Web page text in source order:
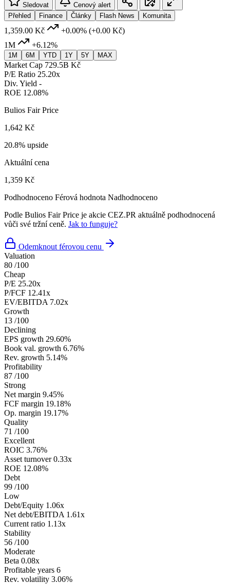
Sledovat
Cenový alert
Přehled
Finance Články Flash News Komunita
1,359.00 Kč +0.00% (+0.00 Kč)
1M
+6.12%
1M 6M YTD 1Y 5Y MAX
Market Cap 729.5B Kč
P/E Ratio 25.20x
Div. Yield -
ROE 12.08%
Bulios Fair Price
1,642 Kč
20.8% upside
Aktuální cena
1,359 Kč
Podhodnoceno Férová hodnota Nadhodnoceno
Podle Bulios Fair Price je akcie CEZ.PR aktuálně podhodnocená
vůči své tržní ceně. Jak to funguje?
Odemknout férovou cenu
Valuation
80 /100
Cheap
P/E 25.20x
P/FCF 12.41x
EV/EBITDA 7.02x
Growth
13 /100
Declining
EPS growth 29.60%
Book val. growth 6.76%
Rev. growth 5.14%
Profitability
87 /100
Strong
Net margin 9.45%
FCF margin 19.18%
Op. margin 19.17%
Quality
71 /100
Excellent
ROIC 3.76%
Asset turnover 0.33x
ROE 12.08%
Debt
99 /100
Low
Debt/Equity 1.06x
Net debt/EBITDA 1.61x
Current ratio 1.13x
Stability
56 /100
Moderate
Beta 0.08x
Profitable years 6
Rev. volatility 3.06%